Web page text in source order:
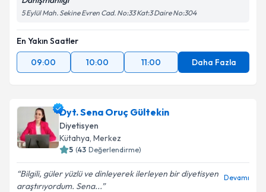
5 Eylül Mah. Sekine Evren Cad. No:33 Kat:3 Daire No:304
En Yakın Saatler
09:00
10:00 11:00 Daha Fazla
Dyt. Sena Oruç Gültekin
Diyetisyen
Kütahya, Merkez
5 (43 Değerlendirme)
Bilgili, güler yüzlü ve dinleyerek ilerleyen bir diyetisyen
araştırıyordum. Sena...
Devamı